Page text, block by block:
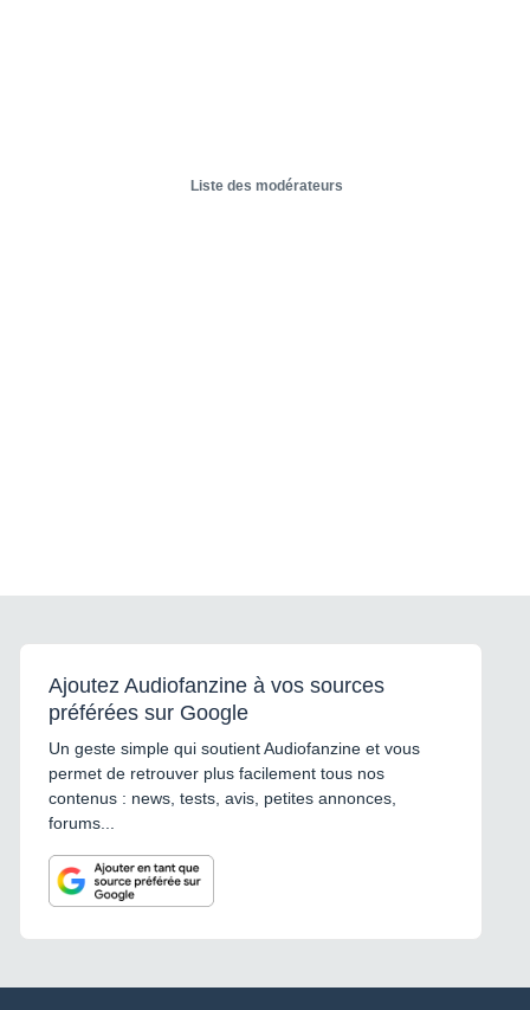
Liste des modérateurs
Ajoutez Audiofanzine à vos sources
préférées sur Google
Un geste simple qui soutient Audiofanzine et vous
permet de retrouver plus facilement tous nos
contenus : news, tests, avis, petites annonces,
forums...